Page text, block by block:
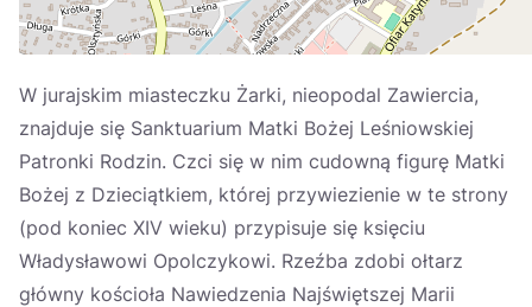
W jurajskim miasteczku Żarki, nieopodal Zawiercia,
znajduje się Sanktuarium Matki Bożej Leśniowskiej
Patronki Rodzin. Czci się w nim cudowną figurę Matki
Bożej z Dzieciątkiem, której przywiezienie w te strony
(pod koniec XIV wieku) przypisuje się księciu
Władysławowi Opolczykowi. Rzeźba zdobi ołtarz
główny kościoła Nawiedzenia Najświętszej Marii